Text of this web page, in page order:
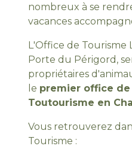
nombreux à se
vacances
L'Office de Tourisme
Porte du Périgord,
propriétaires
le premier office
Toutourisme en
Vous retrouverez
Tourisme :